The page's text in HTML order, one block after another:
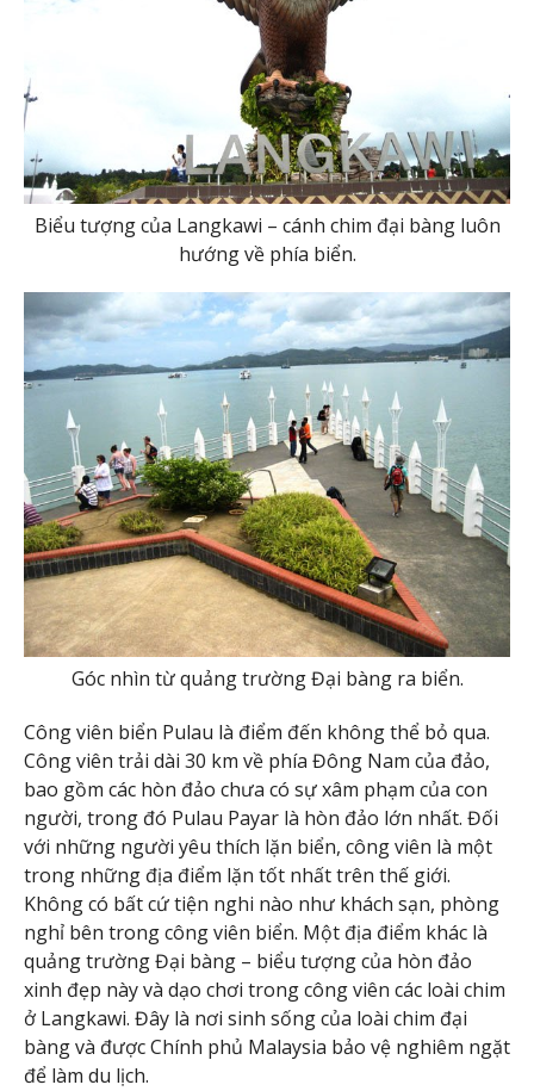
Biểu tượng của Langkawi – cánh chim đại bàng luôn
hướng về phía biển.
Góc nhìn từ quảng trường Đại bàng ra biển.
Công viên biển Pulau là điểm đến không thể bỏ qua.
Công viên trải dài 30 km về phía Đông Nam của đảo,
bao gồm các hòn đảo chưa có sự xâm phạm của con
người, trong đó Pulau Payar là hòn đảo lớn nhất. Đối
với những người yêu thích lặn biển, công viên là một
trong những địa điểm lặn tốt nhất trên thế giới.
Không có bất cứ tiện nghi nào như khách sạn, phòng
nghỉ bên trong công viên biển. Một địa điểm khác là
quảng trường Đại bàng – biểu tượng của hòn đảo
xinh đẹp này và dạo chơi trong công viên các loài chim
ở Langkawi. Đây là nơi sinh sống của loài chim đại
bàng và được Chính phủ Malaysia bảo vệ nghiêm ngặt
để làm du lịch.